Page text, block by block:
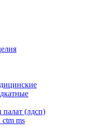
палат (лдсп)
ms